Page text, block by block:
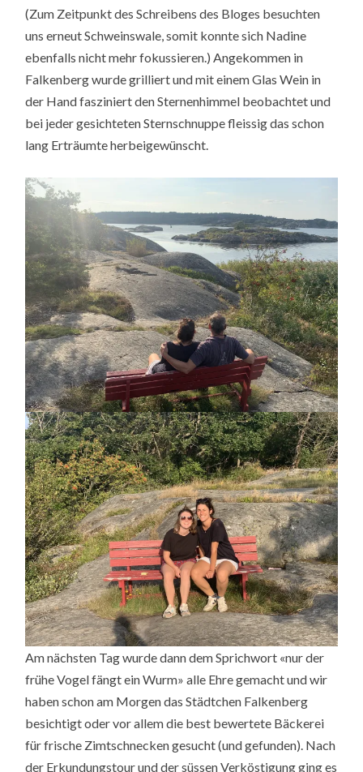
(Zum Zeitpunkt des Schreibens des Bloges besuchten
uns erneut Schweinswale, somit konnte sich Nadine
ebenfalls nicht mehr fokussieren.) Angekommen in
Falkenberg wurde grilliert und mit einem Glas Wein in
der Hand fasziniert den Sternenhimmel beobachtet und
bei jeder gesichteten Sternschnuppe fleissig das schon
lang Erträumte herbeigewünscht.
Am nächsten Tag wurde dann dem Sprichwort «nur der
frühe Vogel fängt ein Wurm» alle Ehre gemacht und wir
haben schon am Morgen das Städtchen Falkenberg
besichtigt oder vor allem die best bewertete Bäckerei
für frische Zimtschnecken gesucht (und gefunden). Nach
der Erkundungstour und der süssen Verköstigung ging es